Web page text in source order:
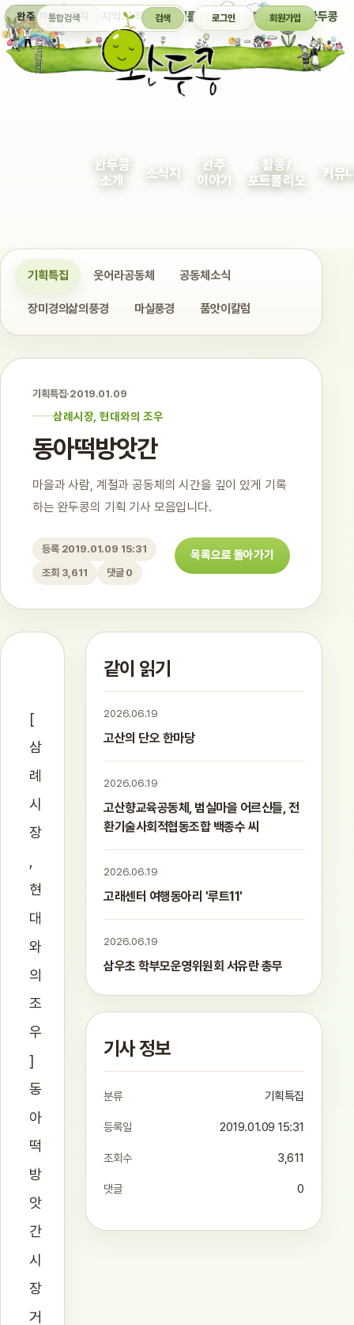
완주 마을 소식지 지역의 작은 이야기를 다정하게 엮어 보여주는 완두콩
통합검색 검색 로그인 회원가입
완두콩
소개
소식지
완주
이야기
활동/
포트폴리오
커뮤
기획특집 웃어라공동체 공동체소식
장미경의삶의풍경 마실풍경 품앗이칼럼
기획특집·2019.01.09
삼례시장, 현대와의 조우
동아떡방앗간
마을과 사람, 계절과 공동체의 시간을 깊이 있게 기록
하는 완두콩의 기획 기사 모음입니다.
등록 2019.01.09 15:31
조회 3,611
댓글 0
목록으로 돌아가기
[
삼
례
시
장
현
대
와
의
조
우
]
동
아
떡
방
앗
간
시
장
거
같이 읽기
2026.06.19
고산의 단오 한마당
2026.06.19
고산향교육공동체, 범실마을 어르신들, 전
환기술사회적협동조합 백종수 씨
2026.06.19
고래센터 여행동아리 '루트11'
2026.06.19
삼우초 학부모운영위원회 서유란 총무
기사 정보
분류 기획특집
등록일 2019.01.09 15:31
조회수 3,611
댓글 0